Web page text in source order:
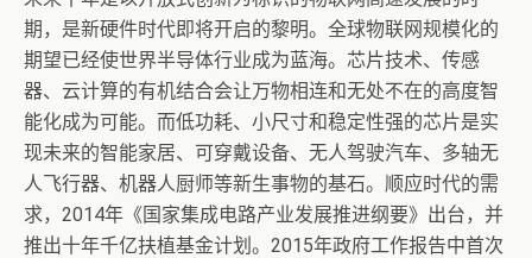
期，是新硬件时代即将开启的黎明。全球物联网规模化的
期望已经使世界半导体行业成为蓝海。芯片技术、传感
器、云计算的有机结合会让万物相连和无处不在的高度智
能化成为可能。而低功耗、小尺寸和稳定性强的芯片是实
现未来的智能家居、可穿戴设备、无人驾驶汽车、多轴无
人飞行器、机器人厨师等新生事物的基石。顺应时代的需
求，2014年《国家集成电路产业发展推进纲要》出台，并
推出十年千亿扶植基金计划。2015年政府工作报告中首次